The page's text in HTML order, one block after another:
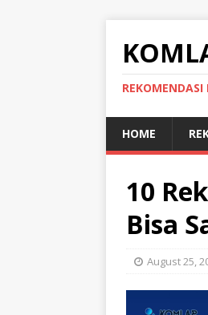
HOME
10
Bisa
August 25,